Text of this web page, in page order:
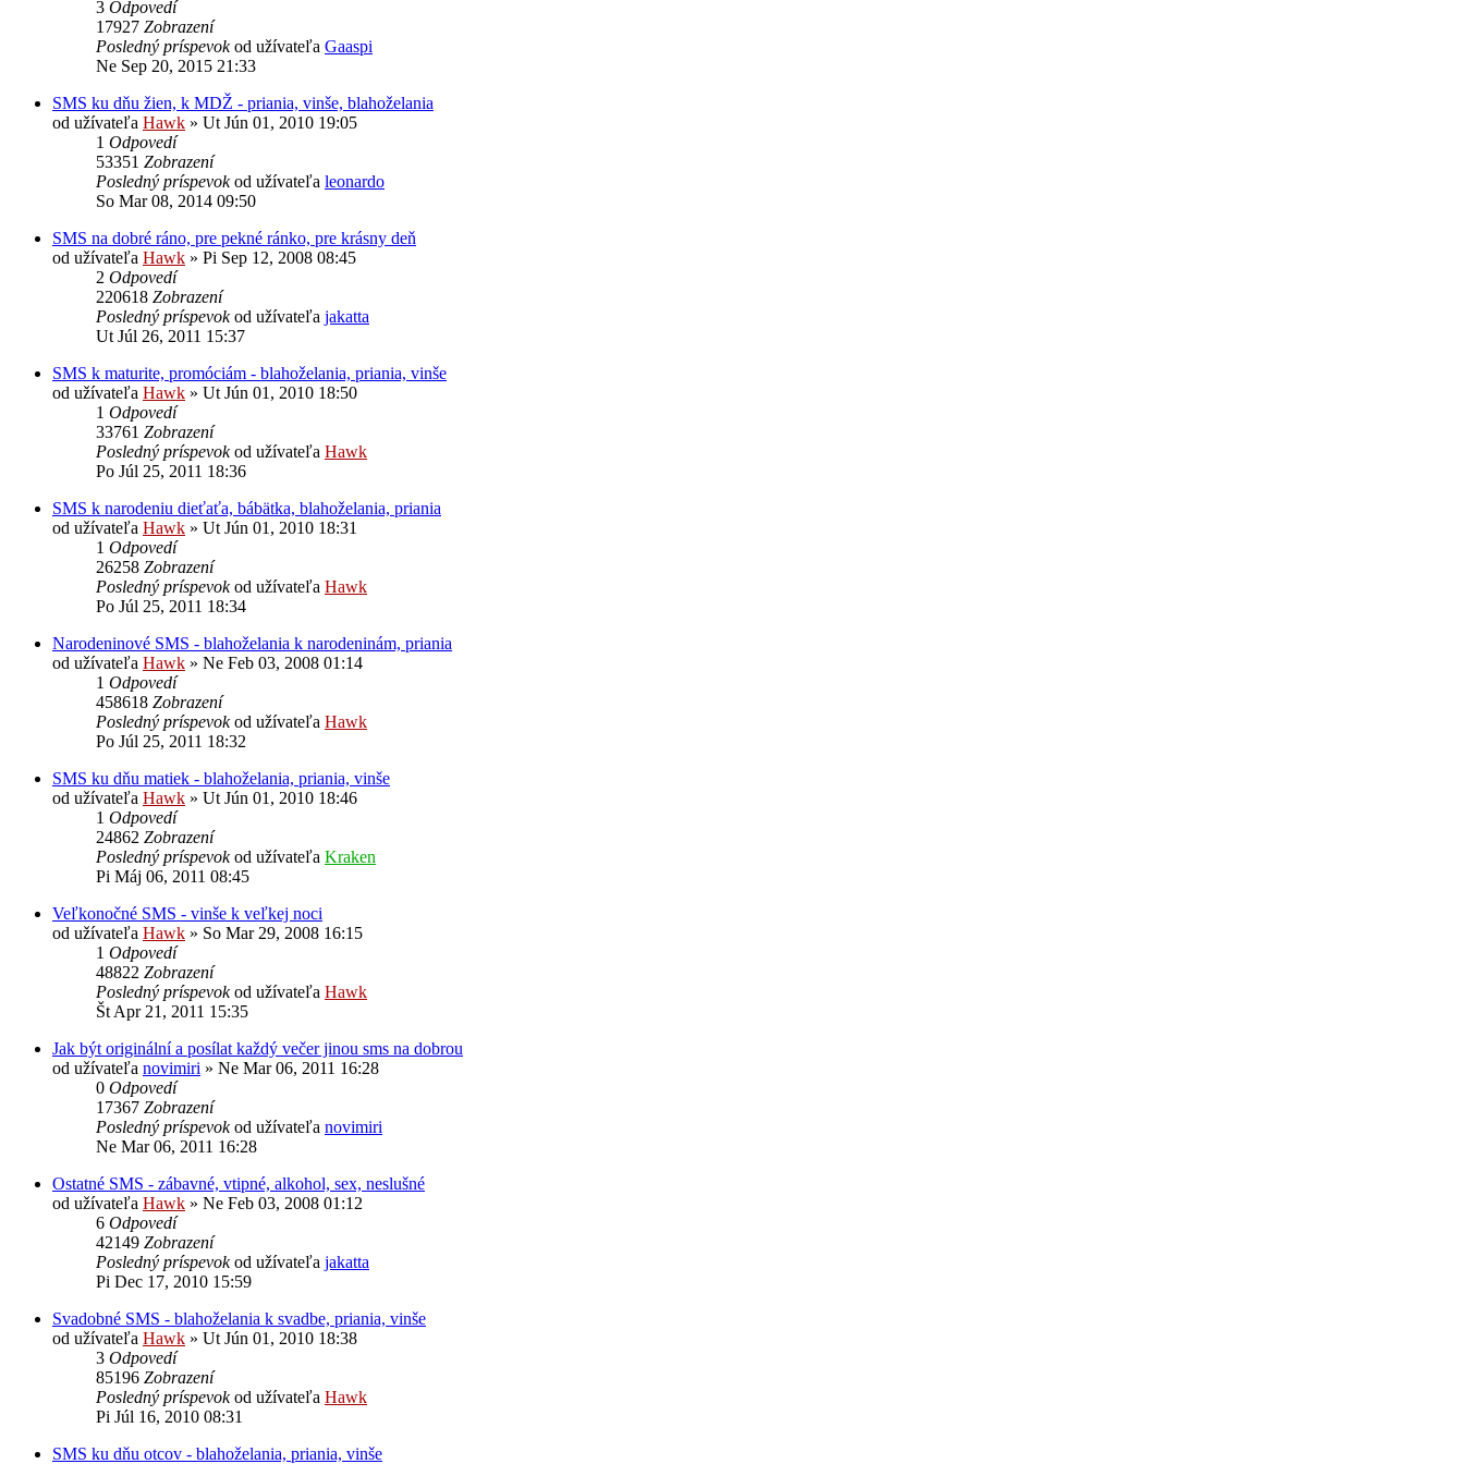
3 Odpovedí
17927 Zobrazení
Posledný príspevokod užívateľa Gaaspi
Ne Sep 20, 2015 21:33
SMS ku dňu žien, k MDŽ - priania, vinše, blahoželania
od užívateľa Hawk » Ut Jún 01, 2010 19:05
1 Odpovedí
53351 Zobrazení
Posledný príspevokod užívateľa leonardo
So Mar 08, 2014 09:50
SMS na dobré ráno, pre pekné ránko, pre krásny deň
od užívateľa Hawk » Pi Sep 12, 2008 08:45
2 Odpovedí
220618 Zobrazení
Posledný príspevokod užívateľa jakatta
Ut Júl 26, 2011 15:37
SMS k maturite, promóciám - blahoželania, priania, vinše
od užívateľa Hawk » Ut Jún 01, 2010 18:50
1 Odpovedí
33761 Zobrazení
Posledný príspevokod užívateľa Hawk
Po Júl 25, 2011 18:36
SMS k narodeniu dieťaťa, bábätka, blahoželania, priania
od užívateľa Hawk » Ut Jún 01, 2010 18:31
1 Odpovedí
26258 Zobrazení
Posledný príspevokod užívateľa Hawk
Po Júl 25, 2011 18:34
Narodeninové SMS - blahoželania k narodeninám, priania
od užívateľa Hawk » Ne Feb 03, 2008 01:14
1 Odpovedí
458618 Zobrazení
Posledný príspevokod užívateľa Hawk
Po Júl 25, 2011 18:32
SMS ku dňu matiek - blahoželania, priania, vinše
od užívateľa Hawk » Ut Jún 01, 2010 18:46
1 Odpovedí
24862 Zobrazení
Posledný príspevokod užívateľa Kraken
Pi Máj 06, 2011 08:45
Veľkonočné SMS - vinše k veľkej noci
od užívateľa Hawk » So Mar 29, 2008 16:15
1 Odpovedí
48822 Zobrazení
Posledný príspevokod užívateľa Hawk
Št Apr 21, 2011 15:35
Jak být originální a posílat každý večer jinou sms na dobrou
od užívateľa novimiri » Ne Mar 06, 2011 16:28
0 Odpovedí
17367 Zobrazení
Posledný príspevokod užívateľa novimiri
Ne Mar 06, 2011 16:28
Ostatné SMS - zábavné, vtipné, alkohol, sex, neslušné
od užívateľa Hawk » Ne Feb 03, 2008 01:12
6 Odpovedí
42149 Zobrazení
Posledný príspevokod užívateľa jakatta
Pi Dec 17, 2010 15:59
Svadobné SMS - blahoželania k svadbe, priania, vinše
od užívateľa Hawk » Ut Jún 01, 2010 18:38
3 Odpovedí
85196 Zobrazení
Posledný príspevokod užívateľa Hawk
Pi Júl 16, 2010 08:31
SMS ku dňu otcov - blahoželania, priania, vinše